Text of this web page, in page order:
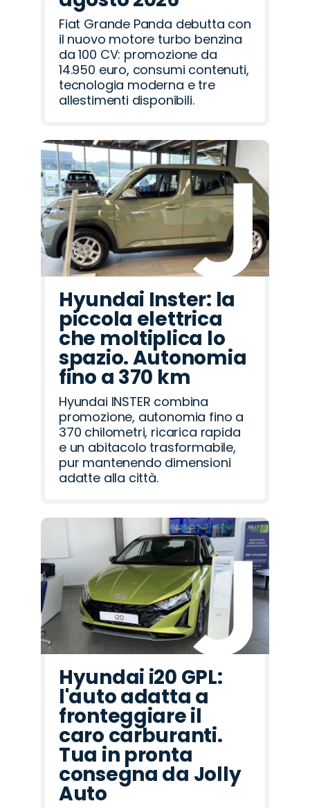
Fiat Grande Panda debutta con
il nuovo motore turbo benzina
da 100 CV: promozione da
14.950 euro, consumi contenuti,
tecnologia moderna e tre
allestimenti disponibili.
Hyundai Inster: la
piccola elettrica
che moltiplica lo
spazio. Autonomia
fino a 370 km
Hyundai INSTER combina
promozione, autonomia fino a
370 chilometri, ricarica rapida
e un abitacolo trasformabile,
pur mantenendo dimensioni
adatte alla città.
Hyundai i20 GPL:
l'auto adatta a
fronteggiare il
caro carburanti.
Tua in pronta
consegna da Jolly
Auto